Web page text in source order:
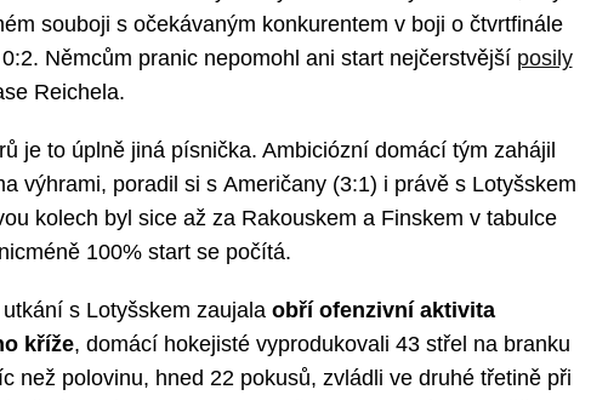
souboji s očekávaným konkurentem v boji o čtvrtfinále
Němcům pranic nepomohl ani start nejčerstvější posily
Reichela.
je to úplně jiná písnička. Ambiciózní domácí tým zahájil
výhrami, poradil si s Američany (3:1) i právě s Lotyšskem
kolech byl sice až za Rakouskem a Finskem v tabulce
100% start se počítá.
s Lotyšskem zaujala obří ofenzivní aktivita
kříže, domácí hokejisté vyprodukovali 43 střel na branku
než polovinu, hned 22 pokusů, zvládli ve druhé třetině při